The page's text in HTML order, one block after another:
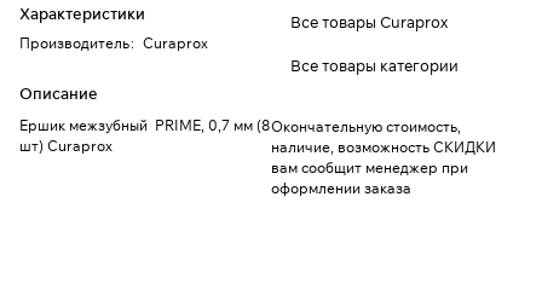
Характеристики
Производитель: Curaprox
Описание
Ершик межзубный PRIME, 0,7 мм (8
шт) Curaprox
Все товары Curaprox
Все товары категории
Окончательную стоимость,
наличие, возможность СКИДКИ
вам сообщит менеджер при
оформлении заказа